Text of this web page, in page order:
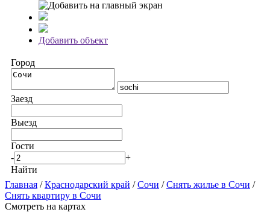
Добавить объект
Город
Заезд
Выезд
Гости
-
+
Найти
Главная /Краснодарский край /Сочи /Снять жилье в Сочи /
Снять квартиру в Сочи
Смотреть на картах